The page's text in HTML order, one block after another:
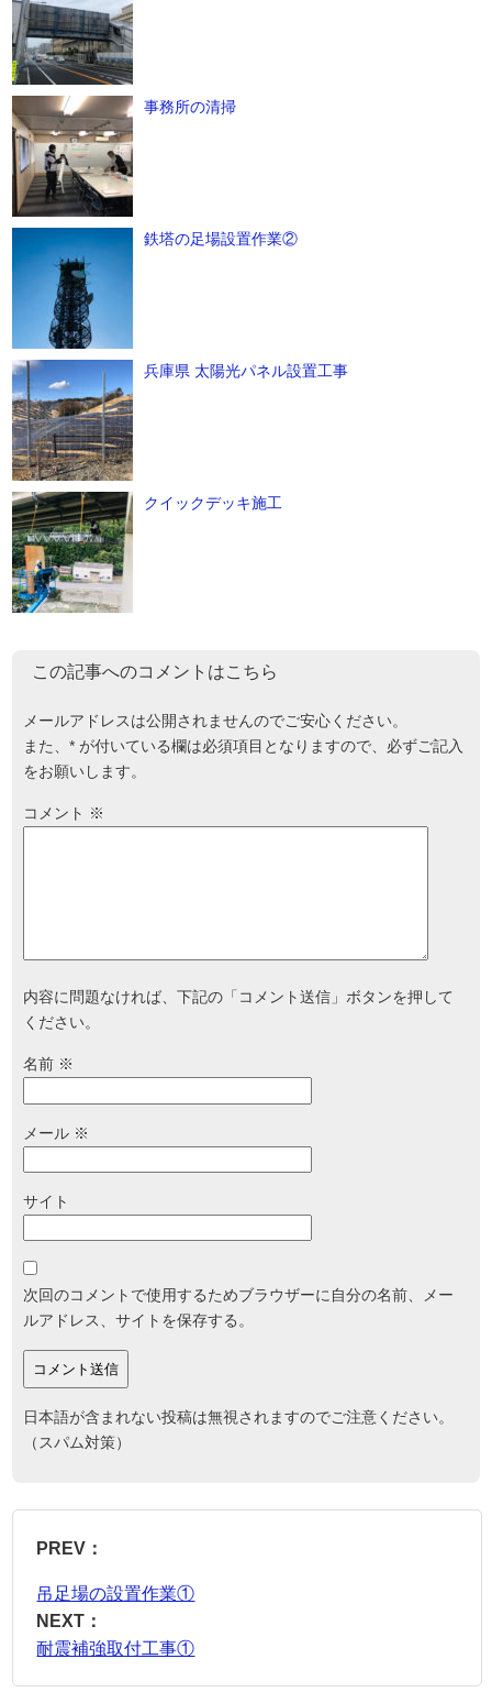
事務所の清掃
鉄塔の足場設置作業②
兵庫県 太陽光パネル設置工事
クイックデッキ施工
この記事へのコメントはこちら
メールアドレスは公開されませんのでご安心ください。
また、* が付いている欄は必須項目となりますので、必ずご記入
をお願いします。
コメント ※
内容に問題なければ、下記の「コメント送信」ボタンを押して
ください。
名前 ※
メール ※
サイト
次回のコメントで使用するためブラウザーに自分の名前、メー
ルアドレス、サイトを保存する。
日本語が含まれない投稿は無視されますのでご注意ください。
（スパム対策）
PREV：
吊足場の設置作業①
NEXT：
耐震補強取付工事①